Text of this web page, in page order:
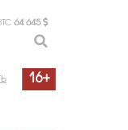
64 645
16+